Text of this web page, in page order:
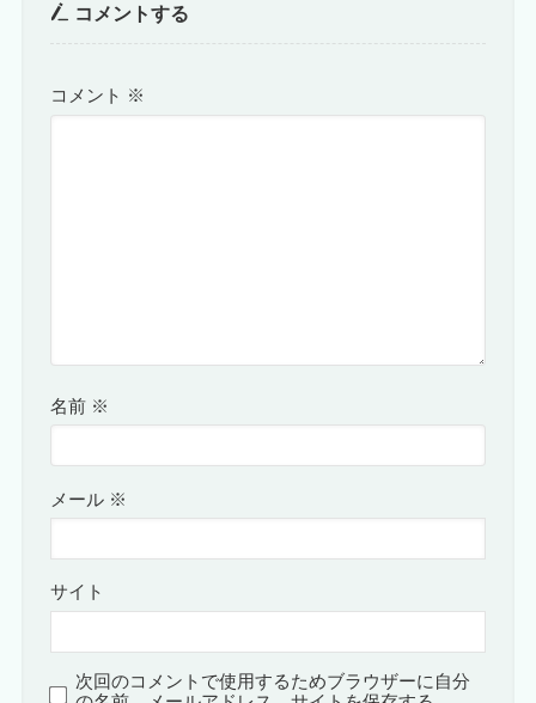
コメントする
コメント ※
名前 ※
メール ※
サイト
次回のコメントで使用するためブラウザーに自分